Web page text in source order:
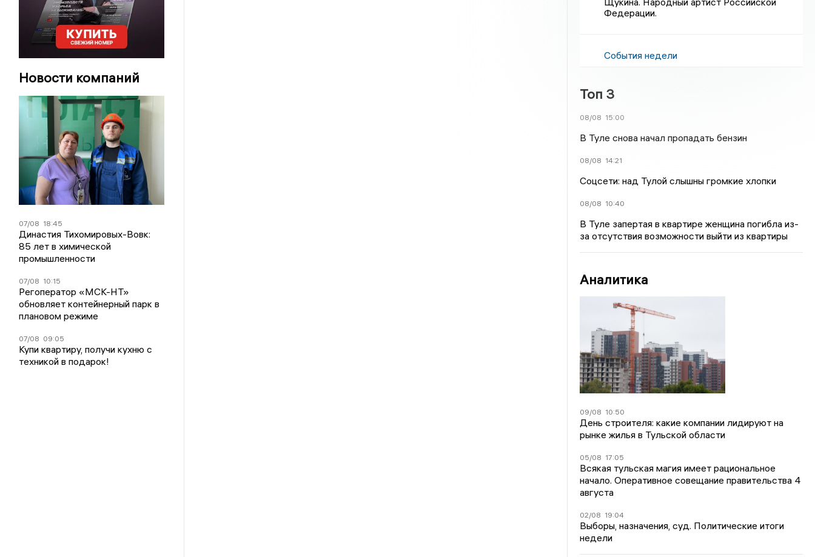
Новости компаний
07/08 18:45
Династия Тихомировых-Вовк:
85 лет в химической
промышленности
07/08 10:15
Регоператор «МСК-НТ»
обновляет контейнерный парк в
плановом режиме
07/08 09:05
Купи квартиру, получи кухню с
техникой в подарок!
Федерации.
События недели
Топ 3
08/08 15:00
В Туле снова начал пропадать бензин
08/08 14:21
Соцсети: над Тулой слышны громкие хлопки
08/08 10:40
В Туле запертая в квартире женщина погибла из-
за отсутствия возможности выйти из квартиры
Аналитика
09/08 10:50
День строителя: какие компании лидируют на
рынке жилья в Тульской области
05/08 17:05
Всякая тульская магия имеет рациональное
начало. Оперативное совещание правительства 4
августа
02/08 19:04
Выборы, назначения, суд. Политические итоги
недели